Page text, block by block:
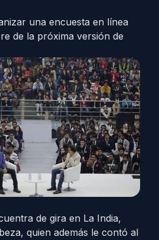
una encuesta en línea
de la próxima versión de
de gira en La India,
quien además le contó al